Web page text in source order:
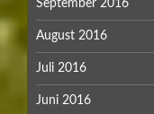
September 2016
August 2016
Juli 2016
Juni 2016